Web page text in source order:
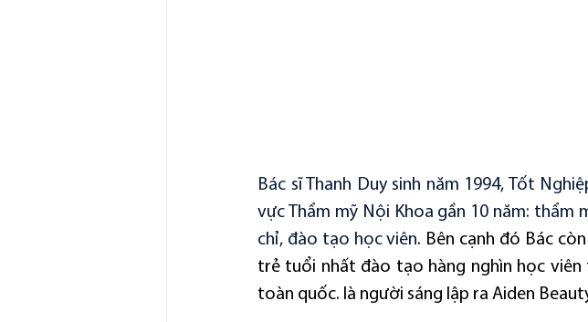
Bác sĩ Thanh Duy sinh năm 1994, Tốt
vực Thẩm mỹ Nội Khoa gần 10 năm:
chỉ, đào tạo học viên. Bên cạnh đó Bác
trẻ tuổi nhất đào tạo hàng nghìn học viên
toàn quốc. là người sáng lập ra Aiden